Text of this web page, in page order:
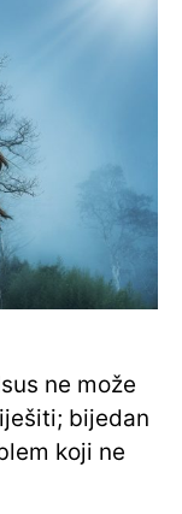
ne može
bijedan
koji ne